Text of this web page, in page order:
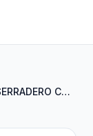
ASERRADERO COPAMAR